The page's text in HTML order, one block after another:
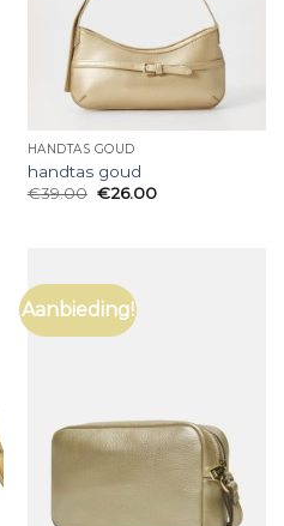
HANDTAS GOUD
handtas goud
€39.00 €26.00
Aanbieding!